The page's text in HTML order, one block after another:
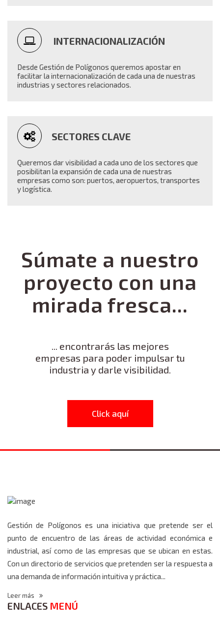
INTERNACIONALIZACIÓN
Desde Gestión de Polígonos queremos apostar en
facilitar la internacionalización de cada una de nuestras
industrias y sectores relacionados.
SECTORES CLAVE
Queremos dar visibilidad a cada uno de los sectores que
posibilitan la expansión de cada una de nuestras
empresas como son: puertos, aeropuertos, transportes
y logística.
Súmate a nuestro
proyecto con una
mirada fresca...
... encontrarás las mejores
empresas para poder impulsar tu
industria y darle visibilidad.
Click aquí
Gestión de Polígonos es una iniciativa que pretende ser el
punto de encuentro de las áreas de actividad económica e
industrial, así como de las empresas que se ubican en estas.
Con un directorio de servicios que pretenden ser la respuesta a
una demanda de información intuitiva y práctica...
Leer más
ENLACES MENÚ